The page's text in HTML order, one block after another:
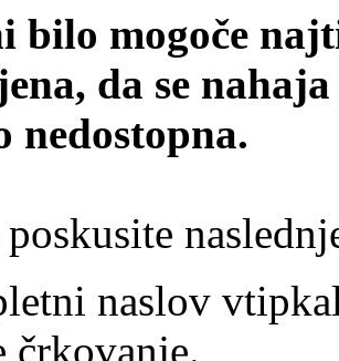
bilo mogoče
da se
nedostopna.
naslov
črkovanje.